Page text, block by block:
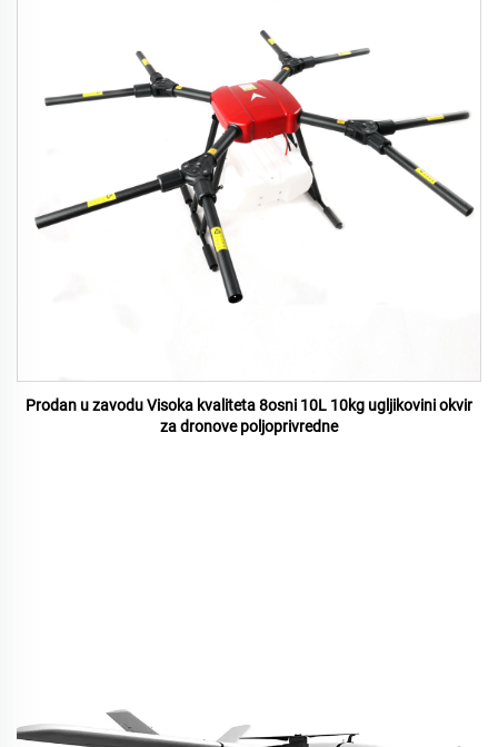
Prodan u zavodu Visoka kvaliteta 8osni 10L 10kg ugljikovini okvir
za dronove poljoprivredne